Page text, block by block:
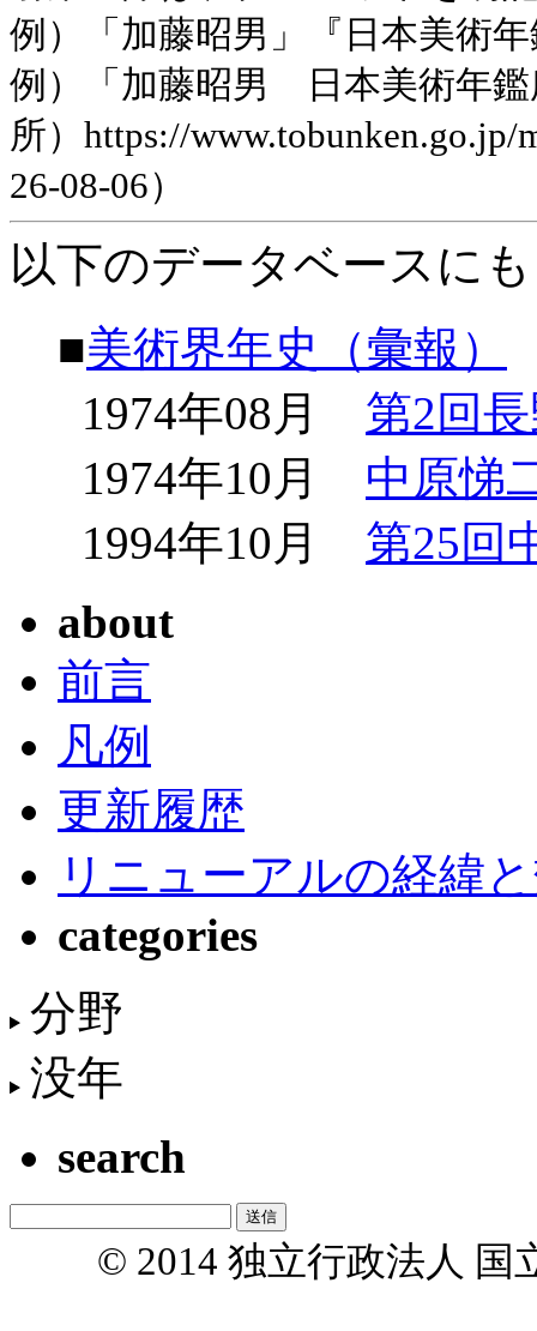
例）「加藤昭男」『日本美術
例）「加藤昭男 日本美術年鑑
所）https://
26-08-06）
以下のデータベースに
■美術界年史（彙報）
1974年08月 第2回
1974年10月 中原悌
1994年10月 第25回
about
前言
凡例
更新履歴
リニューアルの経緯
categories
分野
没年
search
© 2014 独立行政法人 国